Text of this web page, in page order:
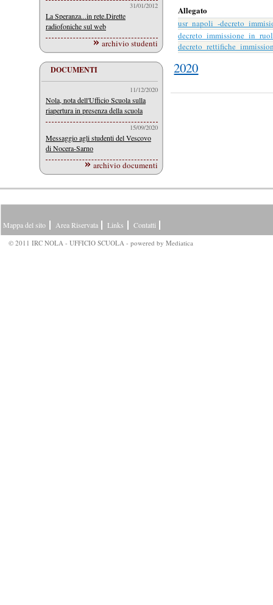
31/01/2012
La Speranza...in rete.Dirette
radiofoniche sul web
archivio studenti
DOCUMENTI
11/12/2020
Nola, nota dell'Ufficio Scuola sulla
riapertura in presenza della scuola
15/09/2020
Messaggio agli studenti del Vescovo
di Nocera-Sarno
archivio documenti
Allegato
usr_napoli_-
2020
Mappa del sito Area Riservata Links Contatti
© 2011 IRC NOLA - UFFICIO SCUOLA - powered by Mediatica